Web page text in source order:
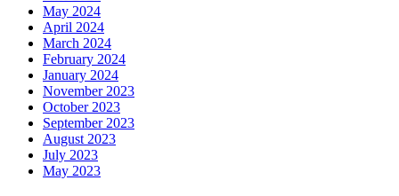
May 2024
April 2024
March 2024
February 2024
January 2024
November 2023
October 2023
September 2023
August 2023
July 2023
May 2023